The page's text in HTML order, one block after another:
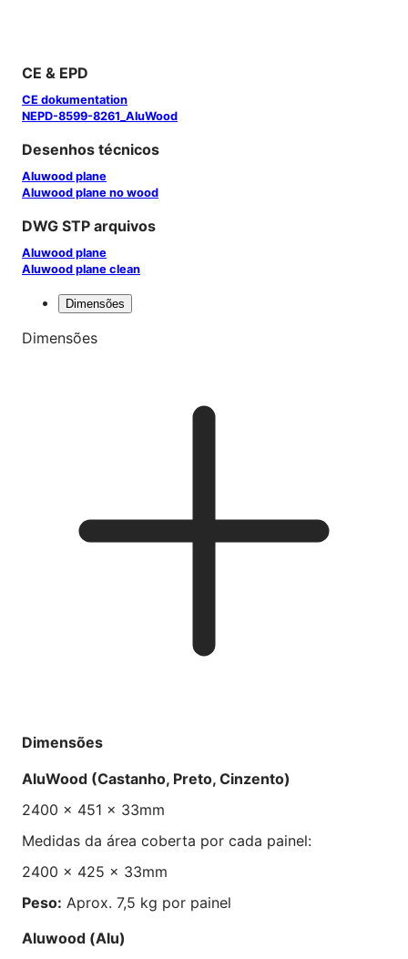
CE & EPD
CE dokumentation
NEPD-8599-8261_AluWood
Desenhos técnicos
Aluwood plane
Aluwood plane no wood
DWG STP arquivos
Aluwood plane
Aluwood plane clean
Dimensões
Dimensões
Dimensões
AluWood (Castanho, Preto, Cinzento)
2400 x 451 x 33mm
Medidas da área coberta por cada painel:
2400 x 425 x 33mm
Peso: Aprox. 7,5 kg por painel
Aluwood (Alu)